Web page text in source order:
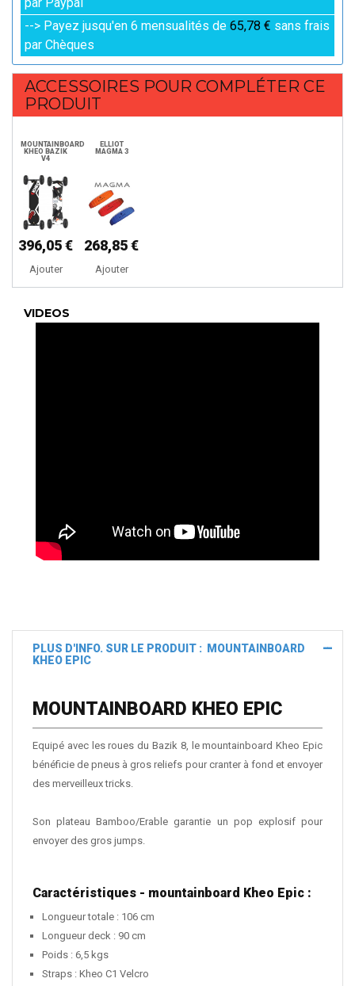
--> Payez jusqu'en 6 mensualités de 65,78 € sans frais
par Chèques
ACCESSOIRES POUR COMPLÉTER CE
PRODUIT
MOUNTAINBOARD
KHEO BAZIK
V4
396,05 €
Ajouter
ELLIOT
MAGMA 3
268,85 €
Ajouter
VIDEOS
PLUS D'INFO. SUR LE PRODUIT : MOUNTAINBOARD
KHEO EPIC
MOUNTAINBOARD KHEO EPIC
Equipé avec les roues du Bazik 8, le mountainboard Kheo Epic
bénéficie de pneus à gros reliefs pour cranter à fond et envoyer
des merveilleux tricks.
Son plateau Bamboo/Erable garantie un pop explosif pour
envoyer des gros jumps.
Caractéristiques - mountainboard Kheo Epic :
Longueur totale : 106 cm
Longueur deck : 90 cm
Poids : 6,5 kgs
Straps : Kheo C1 Velcro